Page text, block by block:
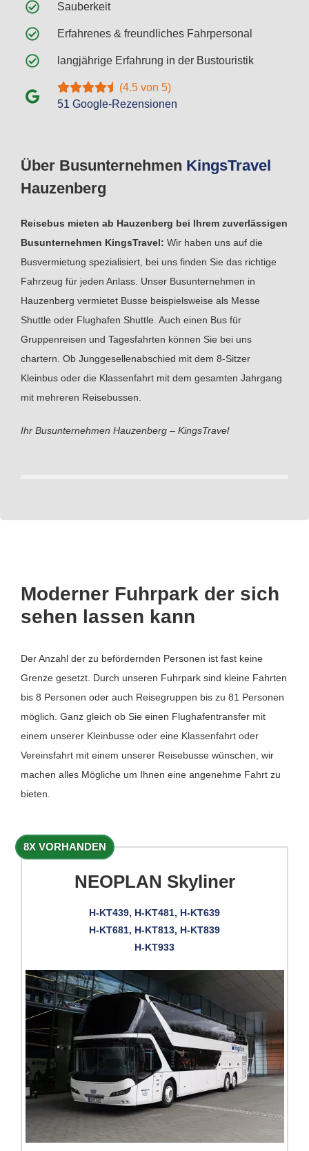
Über Busunternehmen KingsTravel
Hauzenberg
Reisebus mieten ab Hauzenberg bei Ihrem zuverlässigen
Busunternehmen KingsTravel: Wir haben uns auf die
Busvermietung spezialisiert, bei uns finden Sie das richtige
Fahrzeug für jeden Anlass. Unser Busunternehmen in
Hauzenberg vermietet Busse beispielsweise als Messe
Shuttle oder Flughafen Shuttle. Auch einen Bus für
Gruppenreisen und Tagesfahrten können Sie bei uns
chartern. Ob Junggesellenabschied mit dem 8-Sitzer
Kleinbus oder die Klassenfahrt mit dem gesamten Jahrgang
mit mehreren Reisebussen.
Ihr Busunternehmen Hauzenberg – KingsTravel
Sauberkeit
Erfahrenes & freundliches Fahrpersonal
langjährige Erfahrung in der Bustouristik
(4.5 von 5)
51 Google-Rezensionen
Moderner Fuhrpark der sich
sehen lassen kann
Der Anzahl der zu befördernden Personen ist fast keine
Grenze gesetzt. Durch unseren Fuhrpark sind kleine Fahrten
bis 8 Personen oder auch Reisegruppen bis zu 81 Personen
möglich. Ganz gleich ob Sie einen Flughafentransfer mit
einem unserer Kleinbusse oder eine Klassenfahrt oder
Vereinsfahrt mit einem unserer Reisebusse wünschen, wir
machen alles Mögliche um Ihnen eine angenehme Fahrt zu
bieten.
8X VORHANDEN
NEOPLAN Skyliner
H-KT439, H-KT481, H-KT639
H-KT681, H-KT813, H-KT839
H-KT933